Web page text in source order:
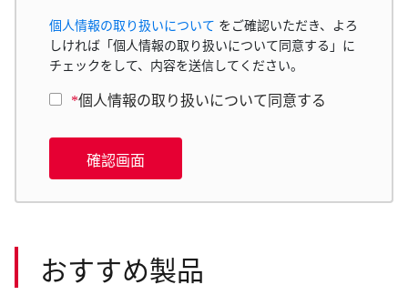
個人情報の取り扱いについて をご確認いただき、よろ
しければ「個人情報の取り扱いについて同意する」に
チェックをして、内容を送信してください。
*個人情報の取り扱いについて同意する
確認画面
おすすめ製品